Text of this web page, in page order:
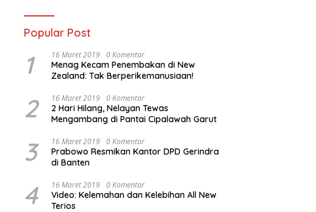
Popular Post
1 16 Maret 2019 0 Komentar
Menag Kecam Penembakan di New
Zealand: Tak Berperikemanusiaan!
2 16 Maret 2019 0 Komentar
2 Hari Hilang, Nelayan Tewas
Mengambang di Pantai Cipalawah Garut
3 16 Maret 2019 0 Komentar
Prabowo Resmikan Kantor DPD Gerindra
di Banten
4 16 Maret 2019 0 Komentar
Video: Kelemahan dan Kelebihan All New
Terios